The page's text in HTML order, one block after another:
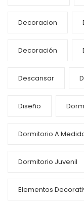
Decoracion
Decoración
Descansar
Diseño
Dormitorio A
Dormitorio Juvenil
Elementos